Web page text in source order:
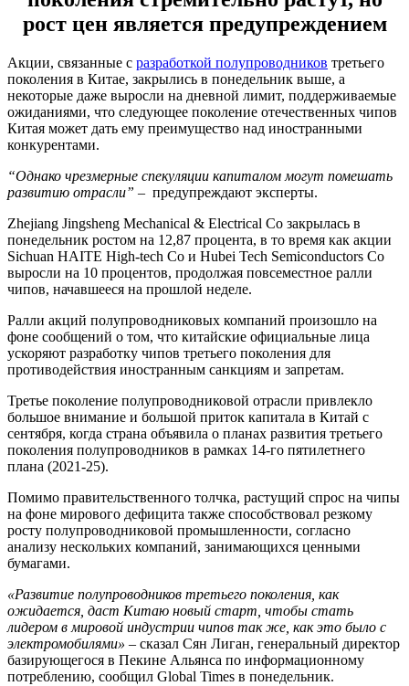
рост цен является предупреждением
Акции, связанные с разработкой полупроводников третьего
поколения в Китае, закрылись в понедельник выше, а
некоторые даже выросли на дневной лимит, поддерживаемые
ожиданиями, что следующее поколение отечественных чипов
Китая может дать ему преимущество над иностранными
конкурентами.
“Однако чрезмерные спекуляции капиталом могут помешать
развитию отрасли” – предупреждают эксперты.
Zhejiang Jingsheng Mechanical & Electrical Co закрылась в
понедельник ростом на 12,87 процента, в то время как акции
Sichuan HAITE High-tech Co и Hubei Tech Semiconductors Co
выросли на 10 процентов, продолжая повсеместное ралли
чипов, начавшееся на прошлой неделе.
Ралли акций полупроводниковых компаний произошло на
фоне сообщений о том, что китайские официальные лица
ускоряют разработку чипов третьего поколения для
противодействия иностранным санкциям и запретам.
Третье поколение полупроводниковой отрасли привлекло
большое внимание и большой приток капитала в Китай с
сентября, когда страна объявила о планах развития третьего
поколения полупроводников в рамках 14-го пятилетнего
плана (2021-25).
Помимо правительственного толчка, растущий спрос на чипы
на фоне мирового дефицита также способствовал резкому
росту полупроводниковой промышленности, согласно
анализу нескольких компаний, занимающихся ценными
бумагами.
«Развитие полупроводников третьего поколения, как
ожидается, даст Китаю новый старт, чтобы стать
лидером в мировой индустрии чипов так же, как это было с
электромобилями» – сказал Сян Лиган, генеральный директор
базирующегося в Пекине Альянса по информационному
потреблению, сообщил Global Times в понедельник.